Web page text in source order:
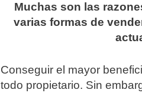
Muchas son las
varias formas de
Conseguir el mayor
todo propietario. Sin